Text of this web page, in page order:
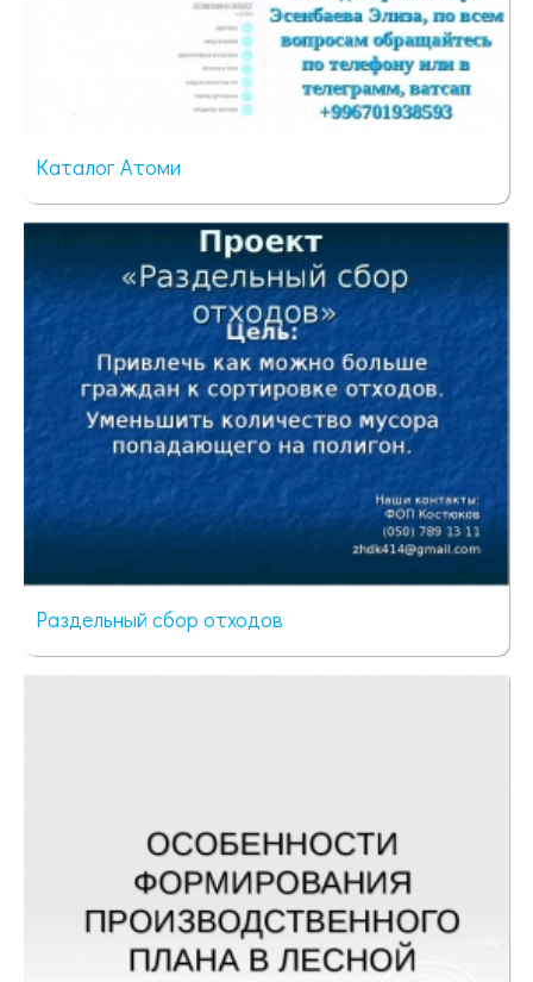
Каталог Атоми
Раздельный сбор отходов